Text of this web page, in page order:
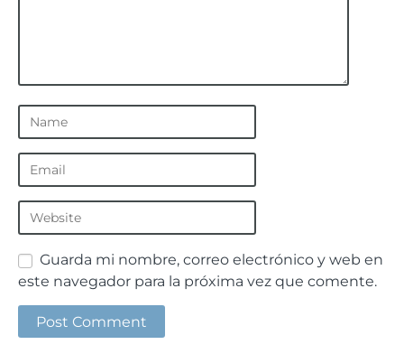
Guarda mi nombre, correo electrónico y web en
este navegador para la próxima vez que comente.